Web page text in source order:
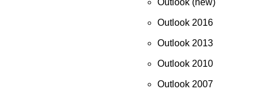
Outlook (new)
Outlook 2016
Outlook 2013
Outlook 2010
Outlook 2007